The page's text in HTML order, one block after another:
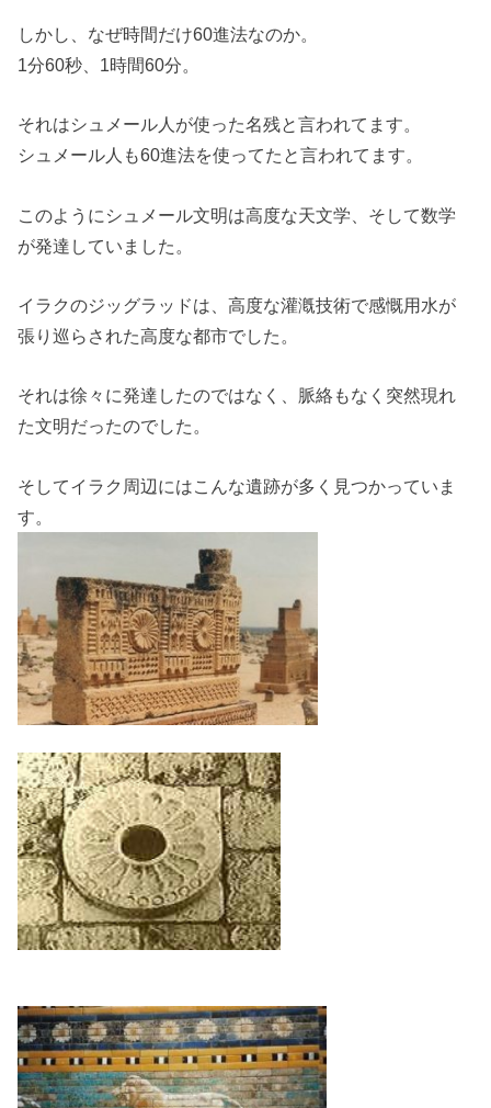
しかし、なぜ時間だけ60進法なのか。
1分60秒、1時間60分。
それはシュメール人が使った名残と言われてます。
シュメール人も60進法を使ってたと言われてます。
このようにシュメール文明は高度な天文学、そして数学
が発達していました。
イラクのジッグラッドは、高度な灌漑技術で感慨用水が
張り巡らされた高度な都市でした。
それは徐々に発達したのではなく、脈絡もなく突然現れ
た文明だったのでした。
そしてイラク周辺にはこんな遺跡が多く見つかっていま
す。